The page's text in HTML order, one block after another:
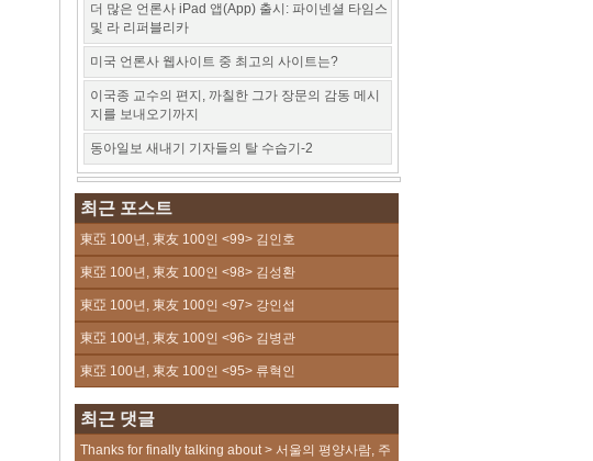
더 많은 언론사 iPad 앱(App) 출시: 파이넨셜 타임스
및 라 리퍼블리카
미국 언론사 웹사이트 중 최고의 사이트는?
이국종 교수의 편지, 까칠한 그가 장문의 감동 메시
지를 보내오기까지
동아일보 새내기 기자들의 탈 수습기-2
최근 포스트
東亞 100년, 東友 100인 <99> 김인호
東亞 100년, 東友 100인 <98> 김성환
東亞 100년, 東友 100인 <97> 강인섭
東亞 100년, 東友 100인 <96> 김병관
東亞 100년, 東友 100인 <95> 류혁인
최근 댓글
Thanks for finally talking about > 서울의 평양사람, 주